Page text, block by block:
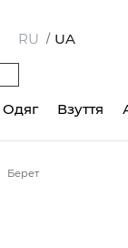
RU / UA
Одяг Взуття
Берет